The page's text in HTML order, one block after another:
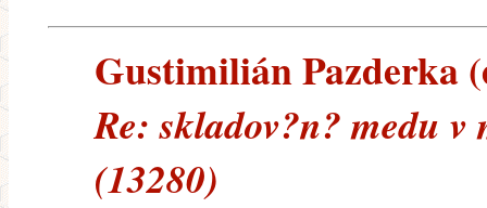
Gustimilián Pazderka
Re: skladov?n? medu v
(13280)